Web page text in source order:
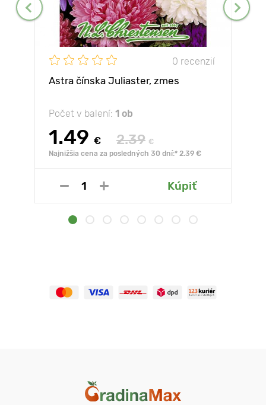
0 recenzií
Astra čínska Juliaster, zmes
Počet v balení: 1 ob
1.49 € 2.39 €
Najnižšia cena za posledných 30 dní:* 2.39 €
Kúpiť